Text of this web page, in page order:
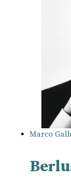
Marco